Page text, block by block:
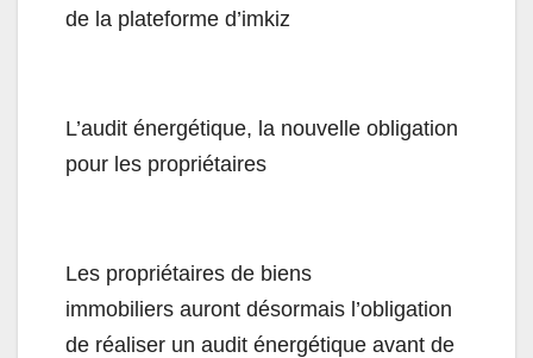
de la plateforme d’imkiz
L’audit énergétique, la nouvelle obligation
pour les propriétaires
Les propriétaires de biens
immobiliers auront désormais l’obligation
de réaliser un audit énergétique avant de